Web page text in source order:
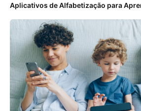
Aplicativos de Alfabetização para